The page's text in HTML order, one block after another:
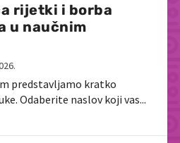
rijetki i borba
u naučnim
predstavljamo kratko
Odaberite naslov koji vas...